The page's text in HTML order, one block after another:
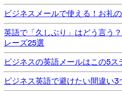
ビジネスメールで使える！お礼
英語で「久しぶり」はどう言う
レーズ25選
ビジネスの英語メールはこの5ス
ビジネス英語で避けたい間違い3